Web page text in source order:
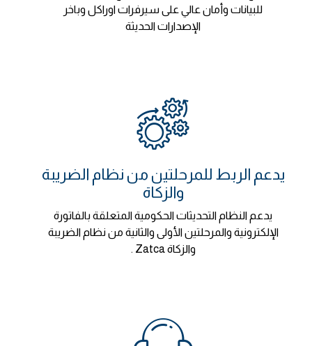
للبيانات وأمان عالي على سيرفرات اوراكل وباخر
الإصدارات الحديثة
يدعم الربط للمرحلتين من نظام الضريبة
والزكاة
يدعم النظام التحديثات الحكومية المتعلقة بالفاتورة
الإلكترونية والمرحلتين الأولى والثانية من نظام الضريبة
والزكاة Zatca .